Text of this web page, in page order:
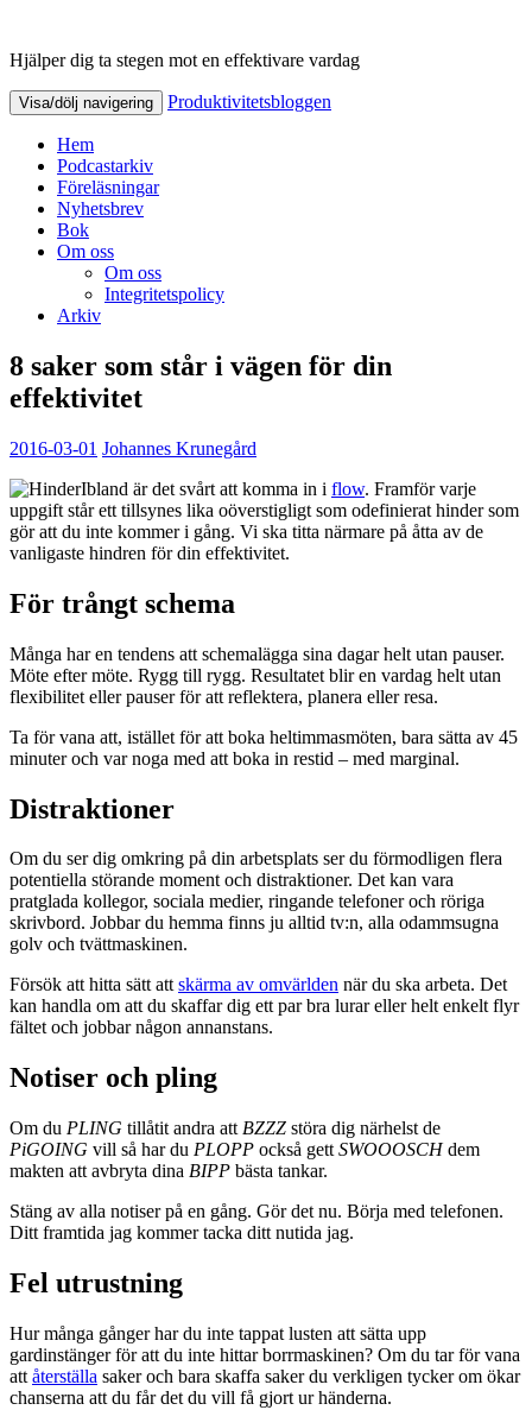
Produktivitetsbloggen
Hjälper dig ta stegen mot en effektivare vardag
Visa/dölj navigering Produktivitetsbloggen
Hem
Podcastarkiv
Föreläsningar
Nyhetsbrev
Bok
Om oss
Om oss
Integritetspolicy
Arkiv
8 saker som står i vägen för din
effektivitet
2016-03-01 Johannes Krunegård
Ibland är det svårt att komma in i flow. Framför varje
uppgift står ett tillsynes lika oöverstigligt som odefinierat hinder som
gör att du inte kommer i gång. Vi ska titta närmare på åtta av de
vanligaste hindren för din effektivitet.
För trångt schema
Många har en tendens att schemalägga sina dagar helt utan pauser.
Möte efter möte. Rygg till rygg. Resultatet blir en vardag helt utan
flexibilitet eller pauser för att reflektera, planera eller resa.
Ta för vana att, istället för att boka heltimmasmöten, bara sätta av 45
minuter och var noga med att boka in restid – med marginal.
Distraktioner
Om du ser dig omkring på din arbetsplats ser du förmodligen flera
potentiella störande moment och distraktioner. Det kan vara
pratglada kollegor, sociala medier, ringande telefoner och röriga
skrivbord. Jobbar du hemma finns ju alltid tv:n, alla odammsugna
golv och tvättmaskinen.
Försök att hitta sätt attskärma av omvärlden när du ska arbeta. Det
kan handla om att du skaffar dig ett par bra lurar eller helt enkelt flyr
fältet och jobbar någon annanstans.
Notiser och pling
Om du PLING tillåtit andra att BZZZ störa dig närhelst de
PiGOING vill så har du PLOPP också gett SWOOOSCHdem
makten att avbryta dina BIPP bästa tankar.
Stäng av alla notiser på en gång. Gör det nu. Börja med telefonen.
Ditt framtida jag kommer tacka ditt nutida jag.
Fel utrustning
Hur många gånger har du inte tappat lusten att sätta upp
gardinstänger för att du inte hittar borrmaskinen? Om du tar för vana
att återställa saker och bara skaffa saker du verkligen tycker om ökar
chanserna att du får det du vill få gjort ur händerna.